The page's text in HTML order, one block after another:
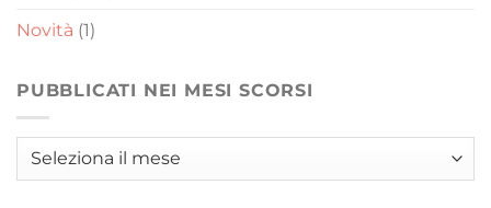
Novità (1)
PUBBLICATI NEI MESI SCORSI
Pubblicati